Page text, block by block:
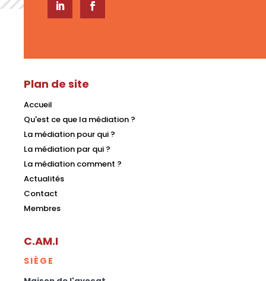
Plan de site
Accueil
Qu'est ce que la médiation ?
La médiation pour qui ?
La médiation par qui ?
La médiation comment ?
Actualités
Contact
Membres
C.AM.I
SIÈGE